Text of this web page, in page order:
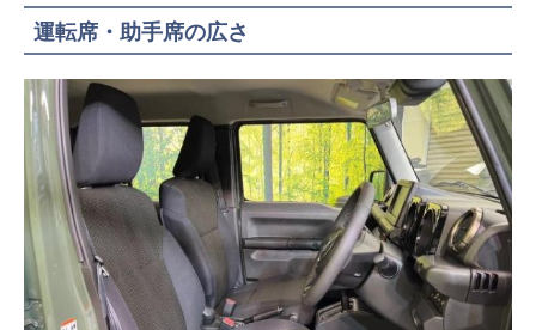
運転席・助手席の広さ